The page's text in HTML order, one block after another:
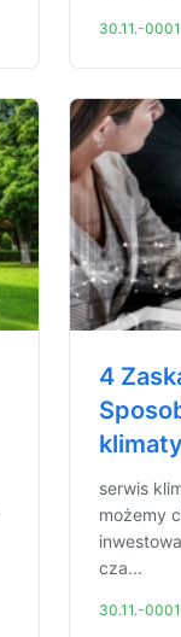
30.11.-0001
4
serwis
możemy
cza...
30.11.-0001